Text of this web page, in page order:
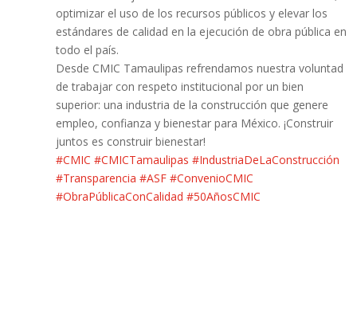
optimizar el uso de los recursos públicos y elevar los
estándares de calidad en la ejecución de obra pública en
todo el país.
Desde CMIC Tamaulipas refrendamos nuestra voluntad
de trabajar con respeto institucional por un bien
superior: una industria de la construcción que genere
empleo, confianza y bienestar para México. ¡Construir
juntos es construir bienestar!
#CMIC #CMICTamaulipas #IndustriaDeLaConstrucción
#Transparencia #ASF #ConvenioCMIC
#ObraPúblicaConCalidad #50AñosCMIC